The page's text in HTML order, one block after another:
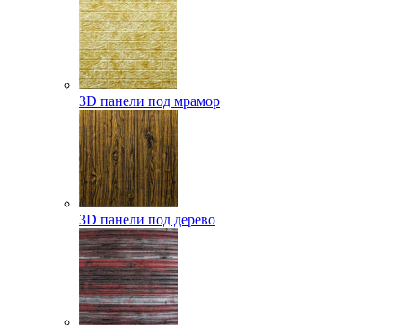
3D панели под мрамор
3D панели под дерево